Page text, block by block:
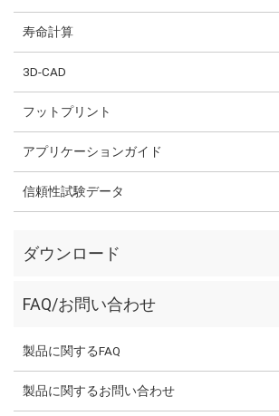
寿命計算
3D-CAD
フットプリント
アプリケーションガイド
信頼性試験データ
ダウンロード
FAQ/お問い合わせ
製品に関するFAQ
製品に関するお問い合わせ